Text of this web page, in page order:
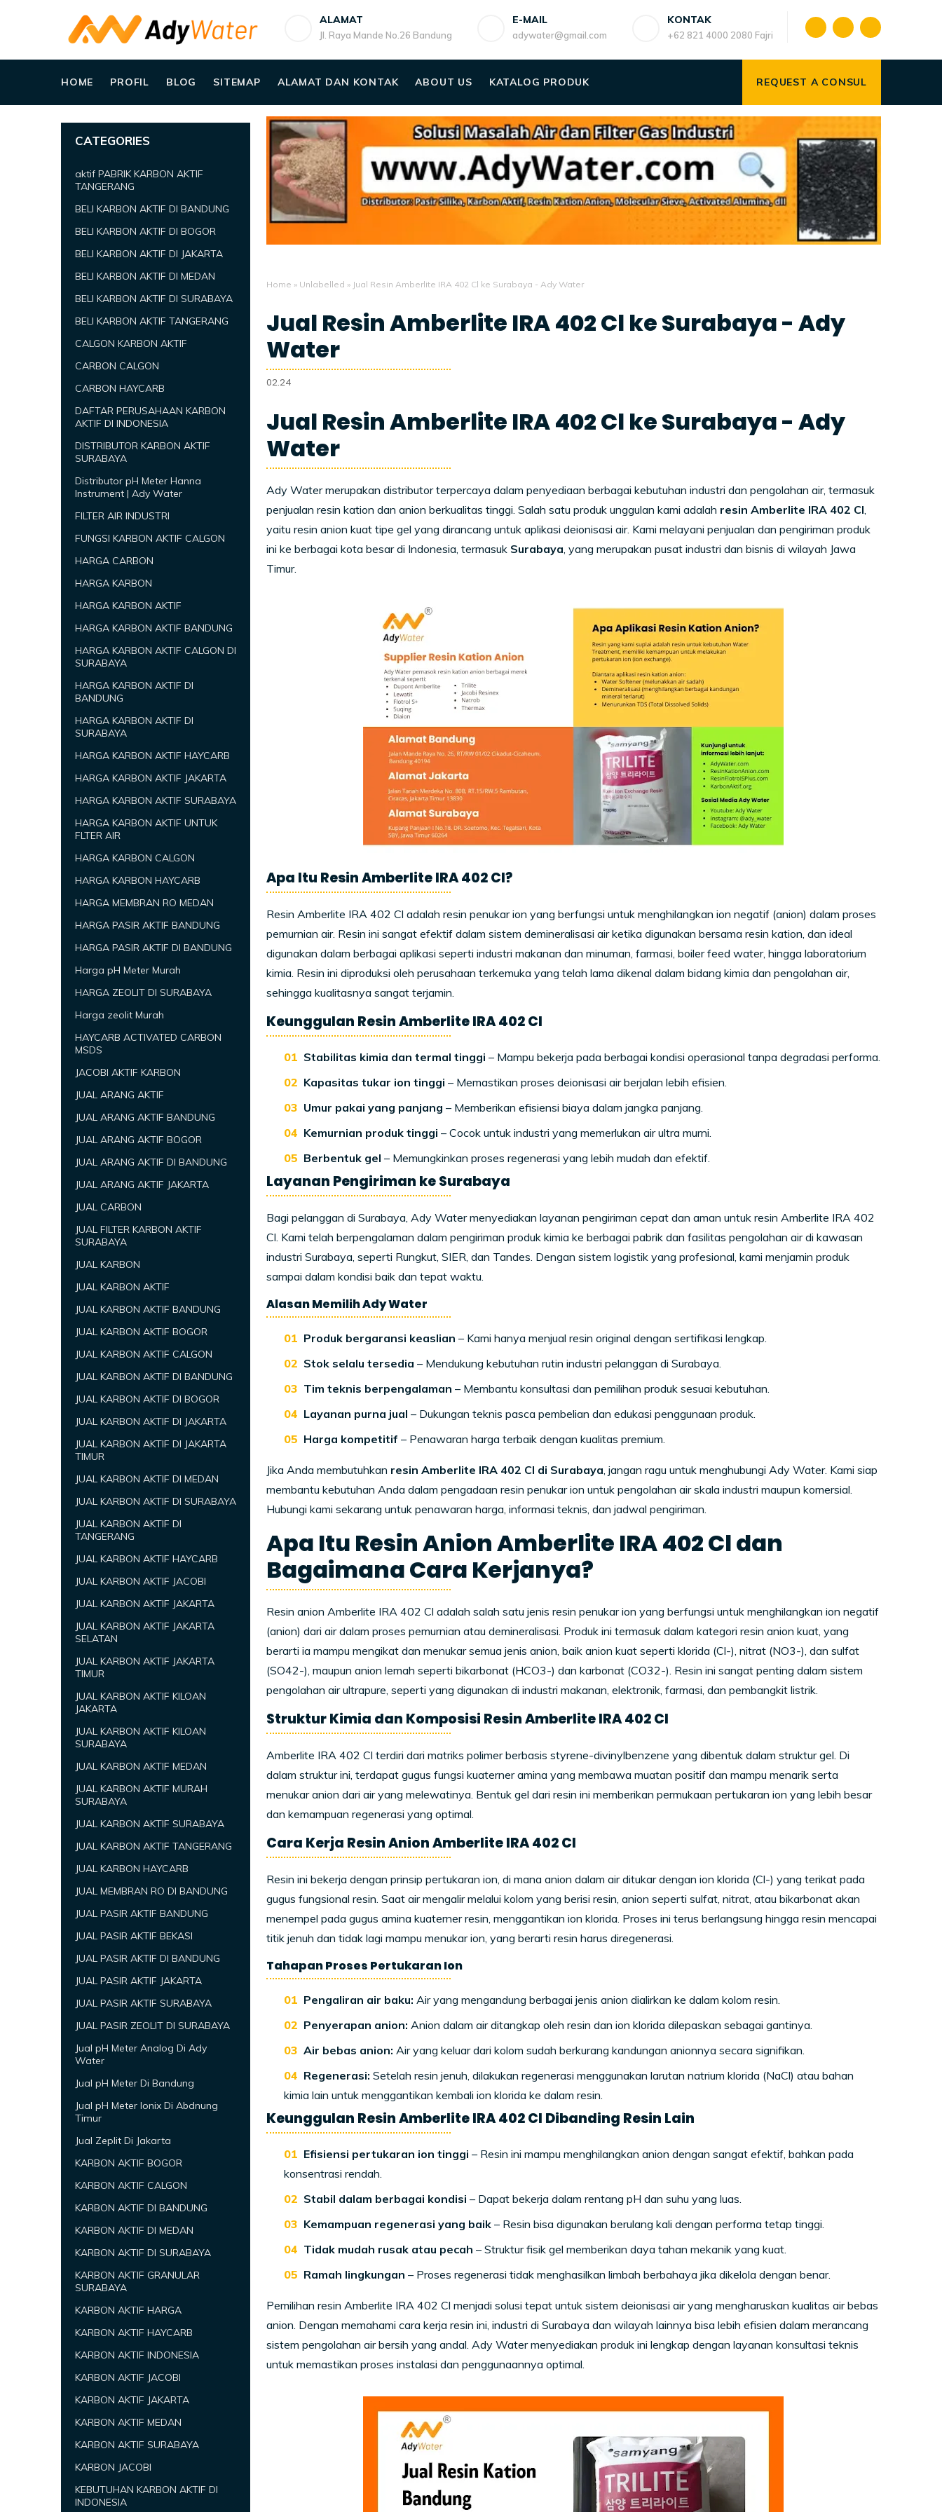
ALAMAT
Jl. Raya Mande No.26 Bandung
E-MAIL
adywater@gmail.com
KONTAK
+62 821 4000 2080 Fajri
HOME PROFIL BLOG SITEMAP ALAMAT DAN KONTAK ABOUT US KATALOG PRODUK REQUEST A CONSUL
Home » Unlabelled » Jual Resin Amberlite IRA 402 Cl ke Surabaya - Ady Water
Jual Resin Amberlite IRA 402 Cl ke Surabaya - Ady
Water
02.24
Jual Resin Amberlite IRA 402 Cl ke Surabaya - Ady
Water
Ady Water merupakan distributor terpercaya dalam penyediaan berbagai kebutuhan industri dan pengolahan air, termasuk
penjualan resin kation dan anion berkualitas tinggi. Salah satu produk unggulan kami adalah resin Amberlite IRA 402 Cl
yaitu resin anion kuat tipe gel yang dirancang untuk aplikasi deionisasi air. Kami melayani penjualan dan pengiriman produk
ini ke berbagai kota besar di Indonesia, termasuk Surabaya , yang merupakan pusat industri dan bisnis di wilayah Jawa
Timur.
Apa Itu Resin Amberlite IRA 402 Cl?
Resin Amberlite IRA 402 Cl adalah resin penukar ion yang berfungsi untuk menghilangkan ion negatif (anion) dalam proses
pemurnian air. Resin ini sangat efektif dalam sistem demineralisasi air ketika digunakan bersama resin kation, dan ideal
digunakan dalam berbagai aplikasi seperti industri makanan dan minuman, farmasi, boiler feed water, hingga laboratorium
kimia. Resin ini diproduksi oleh perusahaan terkemuka yang telah lama dikenal dalam bidang kimia dan pengolahan air,
sehingga kualitasnya sangat terjamin.
Keunggulan Resin Amberlite IRA 402 Cl
Stabilitas kimia dan termal tinggi – Mampu bekerja pada berbagai kondisi operasional tanpa degradasi performa.
Kapasitas tukar ion tinggi – Memastikan proses deionisasi air berjalan lebih efisien.
Umur pakai yang panjang – Memberikan efisiensi biaya dalam jangka panjang.
Kemurnian produk tinggi – Cocok untuk industri yang memerlukan air ultra murni.
Berbentuk gel – Memungkinkan proses regenerasi yang lebih mudah dan efektif.
Layanan Pengiriman ke Surabaya
Bagi pelanggan di Surabaya, Ady Water menyediakan layanan pengiriman cepat dan aman untuk resin Amberlite IRA 402
Cl. Kami telah berpengalaman dalam pengiriman produk kimia ke berbagai pabrik dan fasilitas pengolahan air di kawasan
industri Surabaya, seperti Rungkut, SIER, dan Tandes. Dengan sistem logistik yang profesional, kami menjamin produk
sampai dalam kondisi baik dan tepat waktu.
Alasan Memilih Ady Water
Produk bergaransi keaslian – Kami hanya menjual resin original dengan sertifikasi lengkap.
Stok selalu tersedia – Mendukung kebutuhan rutin industri pelanggan di Surabaya.
Tim teknis berpengalaman – Membantu konsultasi dan pemilihan produk sesuai kebutuhan.
Layanan purna jual – Dukungan teknis pasca pembelian dan edukasi penggunaan produk.
Harga kompetitif – Penawaran harga terbaik dengan kualitas premium.
Jika Anda membutuhkan resin Amberlite IRA 402 Cl di Surabaya , jangan ragu untuk menghubungi Ady Water. Kami siap
membantu kebutuhan Anda dalam pengadaan resin penukar ion untuk pengolahan air skala industri maupun komersial.
Hubungi kami sekarang untuk penawaran harga, informasi teknis, dan jadwal pengiriman.
Apa Itu Resin Anion Amberlite IRA 402 Cl dan
Bagaimana Cara Kerjanya?
Resin anion Amberlite IRA 402 Cl adalah salah satu jenis resin penukar ion yang berfungsi untuk menghilangkan ion negatif
(anion) dari air dalam proses pemurnian atau demineralisasi. Produk ini termasuk dalam kategori resin anion kuat, yang
berarti ia mampu mengikat dan menukar semua jenis anion, baik anion kuat seperti klorida (Cl-), nitrat (NO3-), dan sulfat
(SO42-), maupun anion lemah seperti bikarbonat (HCO3-) dan karbonat (CO32-). Resin ini sangat penting dalam sistem
pengolahan air ultrapure, seperti yang digunakan di industri makanan, elektronik, farmasi, dan pembangkit listrik.
Struktur Kimia dan Komposisi Resin Amberlite IRA 402 Cl
Amberlite IRA 402 Cl terdiri dari matriks polimer berbasis styrene-divinylbenzene yang dibentuk dalam struktur gel. Di
dalam struktur ini, terdapat gugus fungsi kuaterner amina yang membawa muatan positif dan mampu menarik serta
menukar anion dari air yang melewatinya. Bentuk gel dari resin ini memberikan permukaan pertukaran ion yang lebih besar
dan kemampuan regenerasi yang optimal.
Cara Kerja Resin Anion Amberlite IRA 402 Cl
Resin ini bekerja dengan prinsip pertukaran ion, di mana anion dalam air ditukar dengan ion klorida (Cl-) yang terikat pada
gugus fungsional resin. Saat air mengalir melalui kolom yang berisi resin, anion seperti sulfat, nitrat, atau bikarbonat akan
menempel pada gugus amina kuaterner resin, menggantikan ion klorida. Proses ini terus berlangsung hingga resin mencapai
titik jenuh dan tidak lagi mampu menukar ion, yang berarti resin harus diregenerasi.
Tahapan Proses Pertukaran Ion
Pengaliran air baku: Air yang mengandung berbagai jenis anion dialirkan ke dalam kolom resin.
Penyerapan anion: Anion dalam air ditangkap oleh resin dan ion klorida dilepaskan sebagai gantinya.
Air bebas anion: Air yang keluar dari kolom sudah berkurang kandungan anionnya secara signifikan.
Regenerasi: Setelah resin jenuh, dilakukan regenerasi menggunakan larutan natrium klorida (NaCl) atau bahan
kimia lain untuk menggantikan kembali ion klorida ke dalam resin.
Keunggulan Resin Amberlite IRA 402 Cl Dibanding Resin Lain
Efisiensi pertukaran ion tinggi – Resin ini mampu menghilangkan anion dengan sangat efektif, bahkan pada
konsentrasi rendah.
Stabil dalam berbagai kondisi – Dapat bekerja dalam rentang pH dan suhu yang luas.
Kemampuan regenerasi yang baik– Resin bisa digunakan berulang kali dengan performa tetap tinggi.
Tidak mudah rusak atau pecah – Struktur fisik gel memberikan daya tahan mekanik yang kuat.
Ramah lingkungan – Proses regenerasi tidak menghasilkan limbah berbahaya jika dikelola dengan benar.
Pemilihan resin Amberlite IRA 402 Cl menjadi solusi tepat untuk sistem deionisasi air yang mengharuskan kualitas air bebas
anion. Dengan memahami cara kerja resin ini, industri di Surabaya dan wilayah lainnya bisa lebih efisien dalam merancang
sistem pengolahan air bersih yang andal. Ady Water menyediakan produk ini lengkap dengan layanan konsultasi teknis
untuk memastikan proses instalasi dan penggunaannya optimal.
CATEGORIES
aktif PABRIK KARBON AKTIF
TANGERANG
BELI KARBON AKTIF DI BANDUNG
BELI KARBON AKTIF DI BOGOR
BELI KARBON AKTIF DI JAKARTA
BELI KARBON AKTIF DI MEDAN
BELI KARBON AKTIF DI SURABAYA
BELI KARBON AKTIF TANGERANG
CALGON KARBON AKTIF
CARBON CALGON
CARBON HAYCARB
DAFTAR PERUSAHAAN KARBON
AKTIF DI INDONESIA
DISTRIBUTOR KARBON AKTIF
SURABAYA
Distributor pH Meter Hanna
Instrument | Ady Water
FILTER AIR INDUSTRI
FUNGSI KARBON AKTIF CALGON
HARGA CARBON
HARGA KARBON
HARGA KARBON AKTIF
HARGA KARBON AKTIF BANDUNG
HARGA KARBON AKTIF CALGON DI
SURABAYA
HARGA KARBON AKTIF DI
BANDUNG
HARGA KARBON AKTIF DI
SURABAYA
HARGA KARBON AKTIF HAYCARB
HARGA KARBON AKTIF JAKARTA
HARGA KARBON AKTIF SURABAYA
HARGA KARBON AKTIF UNTUK
FLTER AIR
HARGA KARBON CALGON
HARGA KARBON HAYCARB
HARGA MEMBRAN RO MEDAN
HARGA PASIR AKTIF BANDUNG
HARGA PASIR AKTIF DI BANDUNG
Harga pH Meter Murah
HARGA ZEOLIT DI SURABAYA
Harga zeolit Murah
HAYCARB ACTIVATED CARBON
MSDS
JACOBI AKTIF KARBON
JUAL ARANG AKTIF
JUAL ARANG AKTIF BANDUNG
JUAL ARANG AKTIF BOGOR
JUAL ARANG AKTIF DI BANDUNG
JUAL ARANG AKTIF JAKARTA
JUAL CARBON
JUAL FILTER KARBON AKTIF
SURABAYA
JUAL KARBON
JUAL KARBON AKTIF
JUAL KARBON AKTIF BANDUNG
JUAL KARBON AKTIF BOGOR
JUAL KARBON AKTIF CALGON
JUAL KARBON AKTIF DI BANDUNG
JUAL KARBON AKTIF DI BOGOR
JUAL KARBON AKTIF DI JAKARTA
JUAL KARBON AKTIF DI JAKARTA
TIMUR
JUAL KARBON AKTIF DI MEDAN
JUAL KARBON AKTIF DI SURABAYA
JUAL KARBON AKTIF DI
TANGERANG
JUAL KARBON AKTIF HAYCARB
JUAL KARBON AKTIF JACOBI
JUAL KARBON AKTIF JAKARTA
JUAL KARBON AKTIF JAKARTA
SELATAN
JUAL KARBON AKTIF JAKARTA
TIMUR
JUAL KARBON AKTIF KILOAN
JAKARTA
JUAL KARBON AKTIF KILOAN
SURABAYA
JUAL KARBON AKTIF MEDAN
JUAL KARBON AKTIF MURAH
SURABAYA
JUAL KARBON AKTIF SURABAYA
JUAL KARBON AKTIF TANGERANG
JUAL KARBON HAYCARB
JUAL MEMBRAN RO DI BANDUNG
JUAL PASIR AKTIF BANDUNG
JUAL PASIR AKTIF BEKASI
JUAL PASIR AKTIF DI BANDUNG
JUAL PASIR AKTIF JAKARTA
JUAL PASIR AKTIF SURABAYA
JUAL PASIR ZEOLIT DI SURABAYA
Jual pH Meter Analog Di Ady
Water
Jual pH Meter Di Bandung
Jual pH Meter Ionix Di Abdnung
Timur
Jual Zeplit Di Jakarta
KARBON AKTIF BOGOR
KARBON AKTIF CALGON
KARBON AKTIF DI BANDUNG
KARBON AKTIF DI MEDAN
KARBON AKTIF DI SURABAYA
KARBON AKTIF GRANULAR
SURABAYA
KARBON AKTIF HARGA
KARBON AKTIF HAYCARB
KARBON AKTIF INDONESIA
KARBON AKTIF JACOBI
KARBON AKTIF JAKARTA
KARBON AKTIF MEDAN
KARBON AKTIF SURABAYA
KARBON JACOBI
KEBUTUHAN KARBON AKTIF DI
INDONESIA